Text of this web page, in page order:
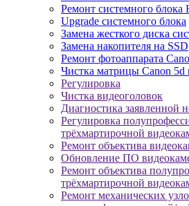
Ремонт системного блока
Upgrade системного блока
Замена жесткого диска
Замена накопителя на SSD
Ремонт фотоаппарата
Чистка матрицы Canon 5d
Регулировка
Чистка видеоголовок
Диагностика заявленной
Регулировка
трёхмартирочной
Ремонт объектива
Обновление ПО
Ремонт объектива
трёхмартирочной
Ремонт механических